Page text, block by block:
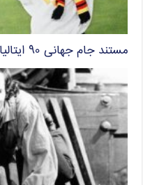
مستند جام جهانی ۹۰ ایتالیا – دوبله فارسی